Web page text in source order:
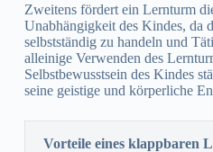
Zweitens fördert ein Lernturm
Unabhängigkeit des Kindes, da
selbstständig zu handeln und
alleinige Verwenden des
Selbstbewusstsein des Kindes
seine geistige und körperliche
Vorteile eines klappbaren